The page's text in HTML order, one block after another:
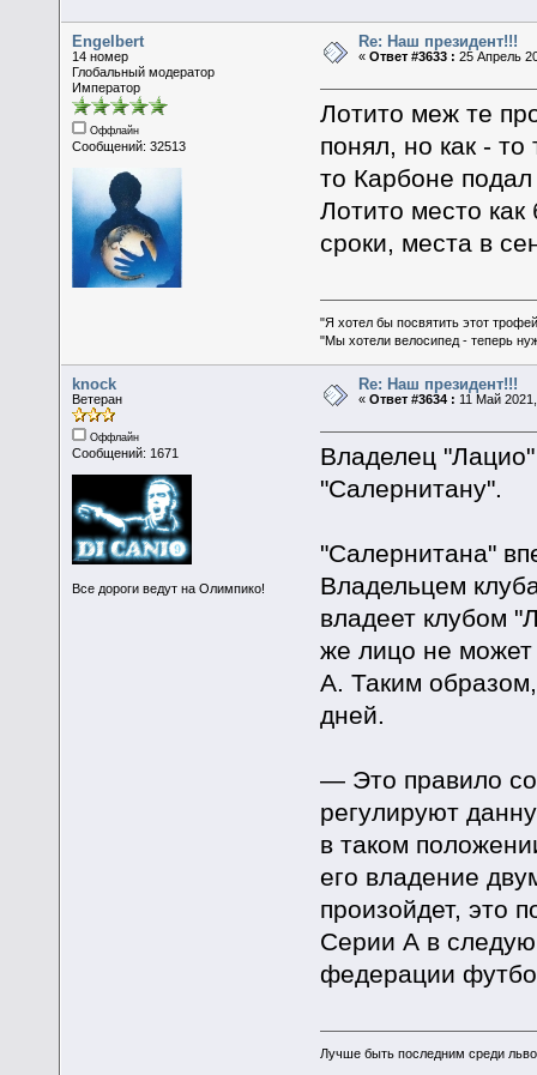
Engelbert
14 номер
Глобальный модератор
Император
Оффлайн
Сообщений: 32513
Re: Наш президент!!!
«Ответ #3633 : 25 Апрель
Лотито меж те
понял, но как -
то Карбоне
Лотито место
сроки, места в
"Я хотел бы посвятить этот
"Мы хотели велосипед - теперь
knock
Ветеран
Оффлайн
Сообщений: 1671
Все дороги ведут на Олимпико!
Re: Наш президент!!!
«Ответ #3634 : 11 Май
Владелец
"Салернитану".
"Салернитана"
Владельцем
владеет клубом
же лицо не
А. Таким
дней.
— Это правило
регулируют
в таком
его владение
произойдет, это
Серии А в
федерации
Лучше быть последним среди